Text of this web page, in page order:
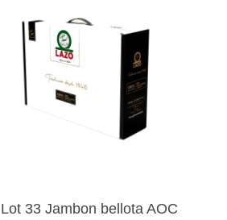
Lot 33 Jambon bellota AOC